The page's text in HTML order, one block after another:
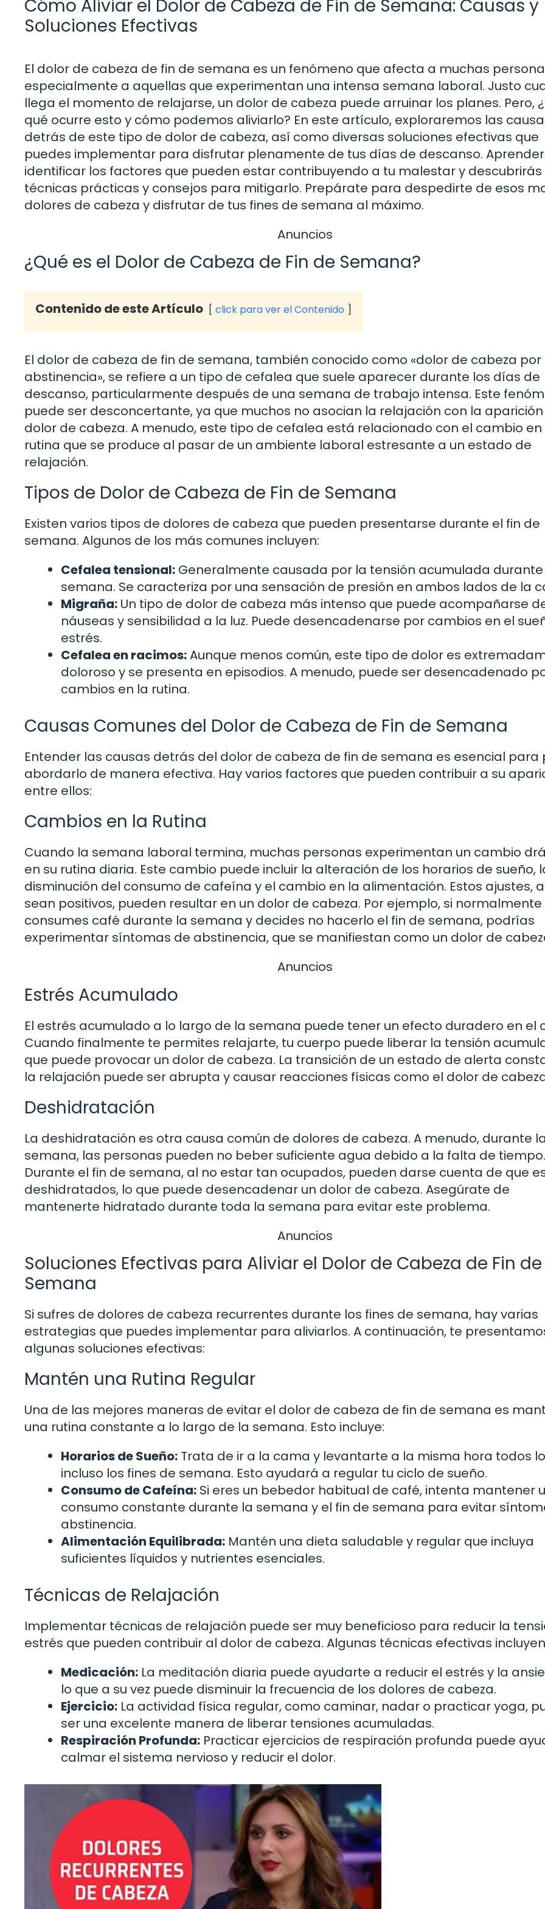
Cómo Aliviar el Dolor de Cabeza de Fin de Semana: Causas y
Soluciones Efectivas
El dolor de cabeza de fin de semana es un fenómeno que afecta a muchas
especialmente a aquellas que experimentan una intensa semana laboral. Justo
llega el momento de relajarse, un dolor de cabeza puede arruinar los planes. Pero,
qué ocurre esto y cómo podemos aliviarlo? En este artículo, exploraremos las
detrás de este tipo de dolor de cabeza, así como diversas soluciones efectivas que
puedes implementar para disfrutar plenamente de tus días de descanso.
identificar los factores que pueden estar contribuyendo a tu malestar y descubrirás
técnicas prácticas y consejos para mitigarlo. Prepárate para despedirte de esos
dolores de cabeza y disfrutar de tus fines de semana al máximo.
Anuncios
¿Qué es el Dolor de Cabeza de Fin de Semana?
Contenido de este Artículo click para ver el Contenido
El dolor de cabeza de fin de semana, también conocido como «dolor de cabeza por
abstinencia», se refiere a un tipo de cefalea que suele aparecer durante los días de
descanso, particularmente después de una semana de trabajo intensa. Este
puede ser desconcertante, ya que muchos no asocian la relajación con la
dolor de cabeza. A menudo, este tipo de cefalea está relacionado con el cambio en
rutina que se produce al pasar de un ambiente laboral estresante a un estado de
relajación.
Tipos de Dolor de Cabeza de Fin de Semana
Existen varios tipos de dolores de cabeza que pueden presentarse durante el fin de
semana. Algunos de los más comunes incluyen:
Cefalea tensional: Generalmente causada por la tensión acumulada durante
semana. Se caracteriza por una sensación de presión en ambos lados de la
Migraña: Un tipo de dolor de cabeza más intenso que puede acompañarse
náuseas y sensibilidad a la luz. Puede desencadenarse por cambios en el
estrés.
Cefalea en racimos:Aunque menos común, este tipo de dolor es
doloroso y se presenta en episodios. A menudo, puede ser desencadenado
cambios en la rutina.
Causas Comunes del Dolor de Cabeza de Fin de Semana
Entender las causas detrás del dolor de cabeza de fin de semana es esencial para
abordarlo de manera efectiva. Hay varios factores que pueden contribuir a su
entre ellos:
Cambios en la Rutina
Cuando la semana laboral termina, muchas personas experimentan un cambio
en su rutina diaria. Este cambio puede incluir la alteración de los horarios de sueño,
disminución del consumo de cafeína y el cambio en la alimentación. Estos ajustes,
sean positivos, pueden resultar en un dolor de cabeza. Por ejemplo, si normalmente
consumes café durante la semana y decides no hacerlo el fin de semana, podrías
experimentar síntomas de abstinencia, que se manifiestan como un dolor de
Anuncios
Estrés Acumulado
El estrés acumulado a lo largo de la semana puede tener un efecto duradero en el
Cuando finalmente te permites relajarte, tu cuerpo puede liberar la tensión
que puede provocar un dolor de cabeza. La transición de un estado de alerta
la relajación puede ser abrupta y causar reacciones físicas como el dolor de
Deshidratación
La deshidratación es otra causa común de dolores de cabeza. A menudo, durante la
semana, las personas pueden no beber suficiente agua debido a la falta de tiempo.
Durante el fin de semana, al no estar tan ocupados, pueden darse cuenta de que
deshidratados, lo que puede desencadenar un dolor de cabeza. Asegúrate de
mantenerte hidratado durante toda la semana para evitar este problema.
Anuncios
Soluciones Efectivas para Aliviar el Dolor de Cabeza de Fin de
Semana
Si sufres de dolores de cabeza recurrentes durante los fines de semana, hay varias
estrategias que puedes implementar para aliviarlos. A continuación, te
algunas soluciones efectivas:
Mantén una Rutina Regular
Una de las mejores maneras de evitar el dolor de cabeza de fin de semana es
una rutina constante a lo largo de la semana. Esto incluye:
Horarios de Sueño: Trata de ir a la cama y levantarte a la misma hora todos
incluso los fines de semana. Esto ayudará a regular tu ciclo de sueño.
Consumo de Cafeína: Si eres un bebedor habitual de café, intenta mantener
consumo constante durante la semana y el fin de semana para evitar
abstinencia.
Alimentación Equilibrada: Mantén una dieta saludable y regular que incluya
suficientes líquidos y nutrientes esenciales.
Técnicas de Relajación
Implementar técnicas de relajación puede ser muy beneficioso para reducir la
estrés que pueden contribuir al dolor de cabeza. Algunas técnicas efectivas
Medicación: La meditación diaria puede ayudarte a reducir el estrés y la
lo que a su vez puede disminuir la frecuencia de los dolores de cabeza.
Ejercicio: La actividad física regular, como caminar, nadar o practicar yoga,
ser una excelente manera de liberar tensiones acumuladas.
Respiración Profunda: Practicar ejercicios de respiración profunda puede
calmar el sistema nervioso y reducir el dolor.